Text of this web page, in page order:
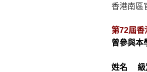
香港南區
第72屆香
曾參與本
姓名 級